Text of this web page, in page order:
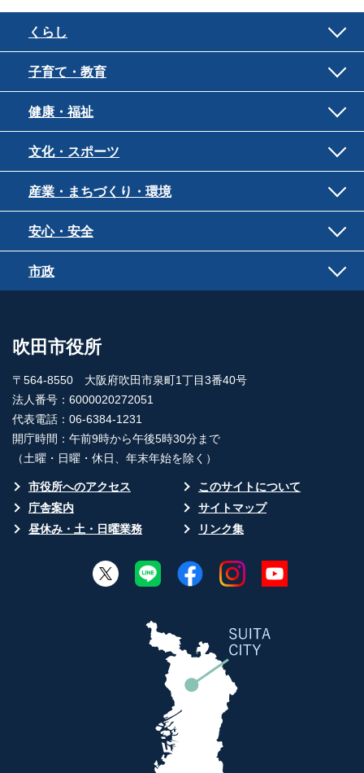
くらし
子育て・教育
健康・福祉
文化・スポーツ
産業・まちづくり・環境
安心・安全
市政
吹田市役所
〒564-8550 大阪府吹田市泉町1丁目3番40号
法人番号：6000020272051
代表電話：06-6384-1231
開庁時間：午前9時から午後5時30分まで
（土曜・日曜・休日、年末年始を除く）
市役所へのアクセス
このサイトについて
庁舎案内
サイトマップ
昼休み・土・日曜業務
リンク集